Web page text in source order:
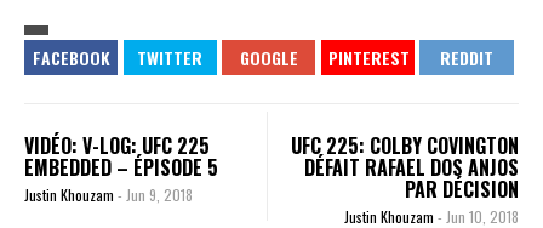
VIDÉO: V-LOG: UFC 225
EMBEDDED – ÉPISODE 5
Justin Khouzam - Jun 9, 2018
UFC 225: COLBY COVINGTON
DÉFAIT RAFAEL DOS ANJOS
PAR DÉCISION
Justin Khouzam - Jun 10, 2018